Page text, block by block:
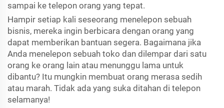
sampai ke telepon orang yang tepat.
Hampir setiap kali seseorang menelepon sebuah
bisnis, mereka ingin berbicara dengan orang yang
dapat memberikan bantuan segera. Bagaimana jika
Anda menelepon sebuah toko dan dilempar dari satu
orang ke orang lain atau menunggu lama untuk
dibantu? Itu mungkin membuat orang merasa sedih
atau marah. Tidak ada yang suka ditahan di telepon
selamanya!